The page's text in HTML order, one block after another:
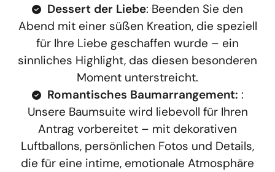
Dessert der Liebe: Beenden Sie den
Abend mit einer süßen Kreation, die speziell
für Ihre Liebe geschaffen wurde – ein
sinnliches Highlight, das diesen besonderen
Moment unterstreicht.
Romantisches Baumarrangement: :
Unsere Baumsuite wird liebevoll für Ihren
Antrag vorbereitet – mit dekorativen
Luftballons, persönlichen Fotos und Details,
die für eine intime, emotionale Atmosphäre